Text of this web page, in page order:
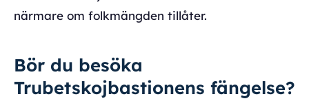
närmare om folkmängden tillåter.
Bör du besöka
Trubetskojbastionens fängelse?